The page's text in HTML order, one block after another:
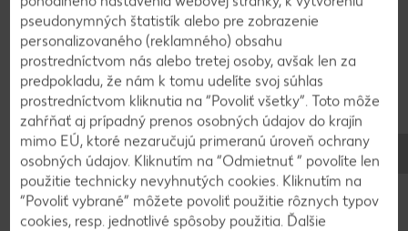
Späť na prehľad
pseudonymných štatistík alebo pre zobrazenie
personalizovaného (reklamného) obsahu
prostredníctvom nás alebo tretej osoby, avšak len za
predpokladu, že nám k tomu udelíte svoj súhlas
prostredníctvom kliknutia na “Povoliť všetky”. Toto môže
zahŕňať aj prípadný prenos osobných údajov do krajín
mimo EÚ, ktoré nezaručujú primeranú úroveň ochrany
osobných údajov. Kliknutím na “Odmietnuť ” povolíte len
použitie technicky nevyhnutých cookies. Kliknutím na
“Povoliť vybrané” môžete povoliť použitie rôznych typov
cookies, resp. jednotlivé spôsoby použitia. Ďalšie